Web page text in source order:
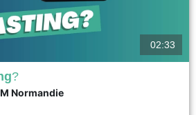
in management. It consists of anticipating
information. Forecasting is mainly based on
02:33
?
Normandie